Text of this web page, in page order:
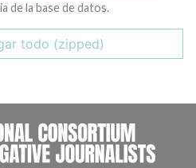
de la base de datos.
todo (zipped)